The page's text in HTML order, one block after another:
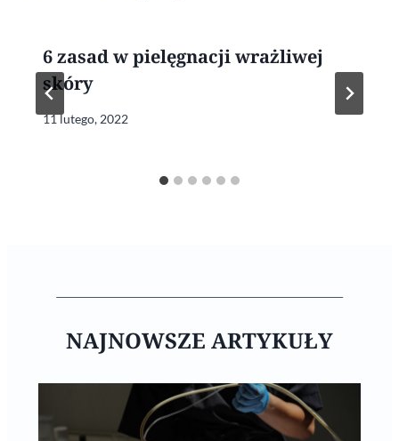
6 zasad w pielęgnacji wrażliwej
skóry
11 lutego, 2022
NAJNOWSZE ARTYKUŁY